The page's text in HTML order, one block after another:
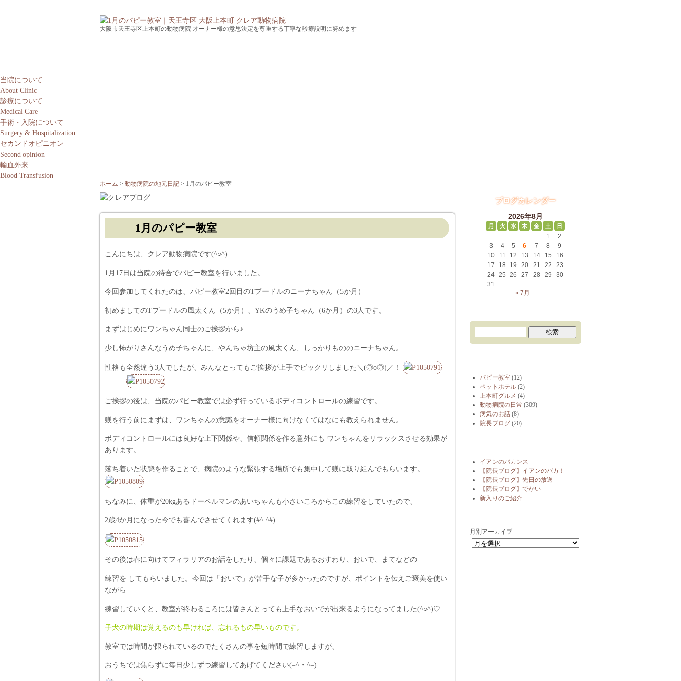
大阪市天王寺区上本町の動物病院 オーナー様の意思決定を尊重する丁寧な診療説明に努めます
当院について
About Clinic
診療について
Medical Care
手術・入院について
Surgery & Hospitalization
セカンドオピニオン
Second opinion
輸血外来
Blood Transfusion
ホーム 動物病院の地元日記 1月のパピー教室
1月のパピー教室
こんにちは、クレア動物病院です(^○^)
1月17日は当院の待合でパピー教室を行いました。
今回参加してくれたのは、パピー教室2回目のTプードルのニーナちゃん（5か月）
初めましてのTプードルの風太くん（5か月）、YKのうめ子ちゃん（6か月）の3人です。
まずはじめにワンちゃん同士のご挨拶から♪
少し怖がりさんなうめ子ちゃんに、やんちゃ坊主の風太くん、しっかりもののニーナちゃん。
性格も全然違う3人でしたが、みんなとってもご挨拶が上手でビックリしました＼(◎o◎)／！
ご挨拶の後は、当院のパピー教室では必ず行っているボディコントロールの練習です。
躾を行う前にまずは、ワンちゃんの意識をオーナー様に向けなくてはなにも教えられません。
ボディコントロールには良好な上下関係や、信頼関係を作る意外にも ワンちゃんをリラックスさせる効果が
あります。
落ち着いた状態を作ることで、病院のような緊張する場所でも集中して躾に取り組んでもらいます。
ちなみに、体重が20kgあるドーベルマンのあいちゃんも小さいころからこの練習をしていたので、
2歳4か月になった今でも喜んでさせてくれます(#^.^#)
その後は春に向けてフィラリアのお話をしたり、個々に課題であるおすわり、おいで、まてなどの
練習を してもらいました。今回は「おいで」が苦手な子が多かったのですが、ポイントを伝えご褒美を使い
ながら
練習していくと、教室が終わるころには皆さんとっても上手なおいでが出来るようになってました(^○^)♡
子犬の時期は覚えるのも早ければ、忘れるもの早いものです。
教室では時間が限られているのでたくさんの事を短時間で練習しますが、
おうちでは焦らずに毎日少しずつ練習してあげてください(=^・^=)
ブログカレンダー
2026年8月
月 火 水 木 金 土 日
1
2
3
4 5 6 7 8
9
10
11 12 13 14 15
16
17
18 19 20 21 22
23
24 25 26 27 28 29
30
31
« 7月
パピー教室 (12)
ペットホテル (2)
上本町グルメ (4)
動物病院の日常 (309)
病気のお話 (8)
院長ブログ (20)
イアンのバカンス
【院長ブログ】イアンのバカ！
【院長ブログ】先日の放送
【院長ブログ】でかい
新入りのご紹介
月別アーカイブ